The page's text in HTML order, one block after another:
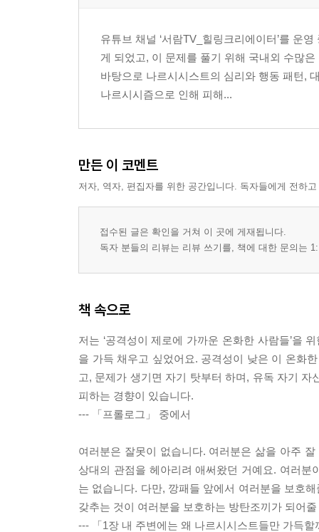
유튜브 채널 ‘서람TV_힐링크리에이터’를 운
게 되었고, 이 문제를 풀기 위해 국내외 수많
바탕으로 나르시시스트의 심리와 행동 패턴,
나르시시즘으로 인해 피해...
만든 이 코멘트
저자, 역자, 편집자를 위한 공간입니다. 독자들에게 전하
접수된 글은 확인을 거쳐 이 곳에 게재됩니다.
독자 분들의 리뷰는 리뷰 쓰기를, 책에 대한 문의는
책 속으로
저는 ‘공격성이 제로에 가까운 온화한 사람들’을
을 가득 채우고 싶었어요. 공격성이 낮은 이 온화
고, 문제가 생기면 자기 탓부터 하며, 유독 자기
피하는 경향이 있습니다.
--- 「프롤로그」 중에서
여러분은 잘못이 없습니다. 여러분은 삶을 아주
상대의 관점을 헤아리려 애써왔던 거예요. 여러
는 없습니다. 다만, 깡패들 앞에서 여러분을 보호
갖추는 것이 여러분을 보호하는 방탄조끼가 되어
--- 「1장 내 주변에는 왜 나르시시스트들만 가득할